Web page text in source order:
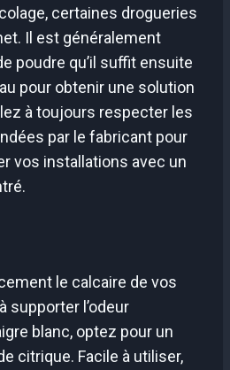
certaines drogueries
Il est généralement
poudre qu’il suffit ensuite
pour obtenir une solution
à toujours respecter les
par le fabricant pour
vos installations avec un
le calcaire de vos
supporter l’odeur
blanc, optez pour un
citrique. Facile à utiliser,